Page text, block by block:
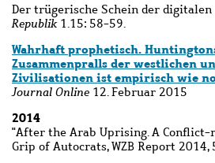
Der trügerische Schein der
Republik1.15: 58-59.
Wahrhaft prophetisch.
Zusammenpralls der westlichen
Zivilisationen ist empirisch wie
Journal Online 12. Februar 2015
2014
"After the Arab Uprising. A Conflict-
Grip of Autocrats, WZB Report 2014,